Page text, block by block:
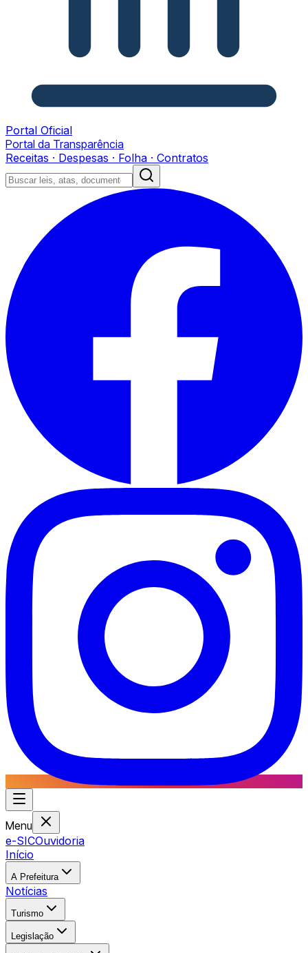
Portal Oficial
Portal da Transparência
Receitas · Despesas · Folha · Contratos
Menu
e-SICOuvidoria
Início
A Prefeitura
Notícias
Turismo
Legislação